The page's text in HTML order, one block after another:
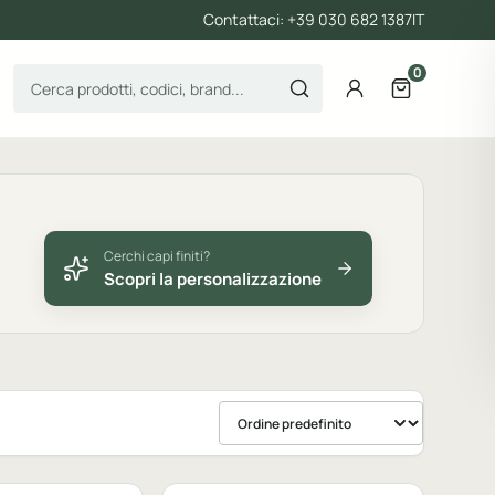
Contattaci: +39 030 682 1387IT
Cerca prodotti AccountApri il
0
Cerchi capi finiti?
Scopri la personalizzazione
Ordina prodotti
Personalizzabile